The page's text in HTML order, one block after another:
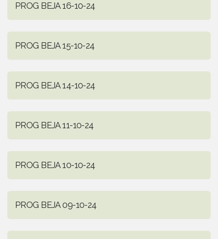
PROG BEJA 16-10-24
PROG BEJA 15-10-24
PROG BEJA 14-10-24
PROG BEJA 11-10-24
PROG BEJA 10-10-24
PROG BEJA 09-10-24